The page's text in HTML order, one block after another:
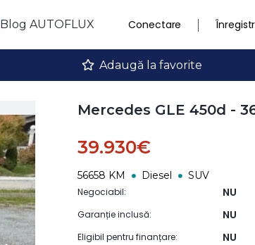
Blog AUTOFLUX Conectare
Adaugă la favorite
Mercedes GLE 450d -
39.930€
56658 KM Diesel SUV
Negociabil: NU
Garanție inclusă: NU
Eligibil pentru finanțare: NU